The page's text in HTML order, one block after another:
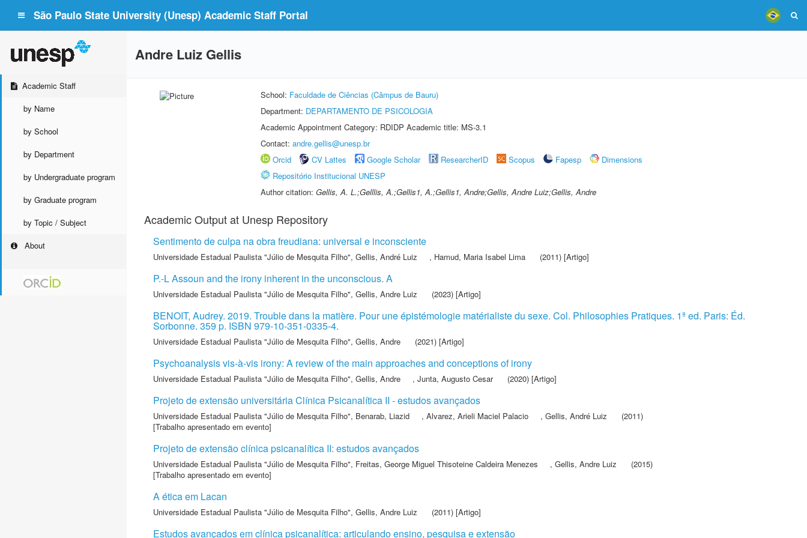
São Paulo State University (Unesp) Academic Staff Portal
Academic Staff
by Name
by School
by Department
by Undergraduate program
by Graduate program
by Topic / Subject
About
Andre Luiz Gellis
School: Faculdade de Ciências (Câmpus de Bauru)
Department: DEPARTAMENTO DE PSICOLOGIA
Academic Appointment Category: RDIDP Academic title: MS-3.1
Contact: andre.gellis@unesp.br
Orcid
CV Lattes Google Scholar ResearcherID Scopus Fapesp
Dimensions
Repositório Institucional UNESP
Author citation: Gellis, A. L.;Gelllis, A.;Gellis1, A.;Gellis1, Andre;Gellis, Andre Luiz;Gellis, Andre
Academic Output at Unesp Repository
Sentimento de culpa na obra freudiana: universal e inconsciente
Universidade Estadual Paulista "Júlio de Mesquita Filho", Gellis, André Luiz , Hamud, Maria Isabel Lima (2011) [Artigo]
P.-L Assoun and the irony inherent in the unconscious. A
Universidade Estadual Paulista "Júlio de Mesquita Filho", Gellis, Andre Luiz (2023) [Artigo]
BENOIT, Audrey. 2019. Trouble dans la matière. Pour une épistémologie matérialiste du sexe. Col. Philosophies Pratiques. 1ª ed. Paris: Éd.
Sorbonne. 359 p. ISBN 979-10-351-0335-4.
Universidade Estadual Paulista "Júlio de Mesquita Filho", Gellis, Andre (2021) [Artigo]
Psychoanalysis vis-à-vis irony: A review of the main approaches and conceptions of irony
Universidade Estadual Paulista "Júlio de Mesquita Filho", Gellis, Andre , Junta, Augusto Cesar (2020) [Artigo]
Projeto de extensão universitária Clínica Psicanalítica II - estudos avançados
Universidade Estadual Paulista "Júlio de Mesquita Filho", Benarab, Liazid , Alvarez, Arieli Maciel Palacio , Gellis, André Luiz
(2011)
[Trabalho apresentado em evento]
Projeto de extensão clínica psicanalítica II: estudos avançados
Universidade Estadual Paulista "Júlio de Mesquita Filho", Freitas, George Miguel Thisoteine Caldeira Menezes , Gellis, Andre Luiz
(2015)
[Trabalho apresentado em evento]
A ética em Lacan
Universidade Estadual Paulista "Júlio de Mesquita Filho", Gellis, Andre Luiz (2011) [Artigo]
Estudos avançados em clínica psicanalítica: articulando ensino, pesquisa e extensão